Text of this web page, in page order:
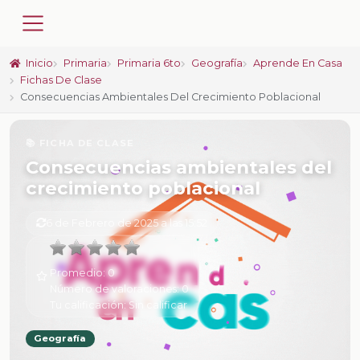
Inicio Primaria Primaria 6to Geografía
Aprende En Casa
Fichas De Clase
Consecuencias Ambientales Del Crecimiento Poblacional
Consecuencias ambientales del
crecimiento poblacional
6 de Febrero de 2025 a las 15:52
Promedio: 0
Número de valoraciones:0
Tu calificación:Sin calificar
Geografía